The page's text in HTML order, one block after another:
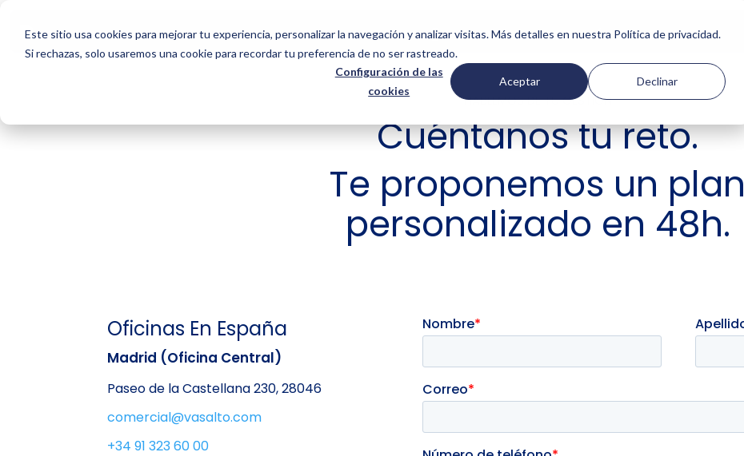
Este sitio usa cookies para mejorar tu experiencia, personalizar la navegación y analizar visitas. Más detalles en nuestra Política de privacidad.
Si rechazas, solo usaremos una cookie para recordar tu preferencia de no ser rastreado.
Configuración de las
cookies
Aceptar Declinar
SERVICIOS NOSOTROS CASOS DE ÉXITO COMUNIDAD
HABLEMOS DE TU GESTIÓN
Cuéntanos tu reto.
Te proponemos un plan
personalizado en 48h.
Oficinas En España
Madrid (Oficina Central)
Paseo de la Castellana 230, 28046
comercial@vasalto.com
+34 91 323 60 00